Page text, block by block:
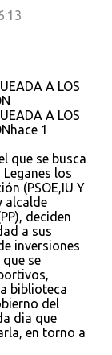
A LOS
A LOS
1
que se busca
los
(PSOE,IU Y
alcalde
deciden
a sus
inversiones
se
biblioteca
del
dia que
en torno a